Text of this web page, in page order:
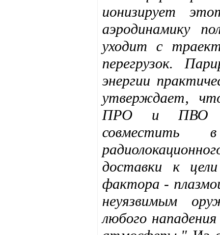
ионизирует
аэродинамику
уходит с
перегрузок.
энергии
утверждает,
ПРО и ПВО
совместить
доставки к
фактора -
неуязвимым
любого